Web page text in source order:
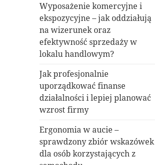
Wyposażenie komercyjne i
ekspozycyjne – jak oddziałują
na wizerunek oraz
efektywność sprzedaży w
lokalu handlowym?
Jak profesjonalnie
uporządkować finanse
działalności i lepiej planować
wzrost firmy
Ergonomia w aucie –
sprawdzony zbiór wskazówek
dla osób korzystających z